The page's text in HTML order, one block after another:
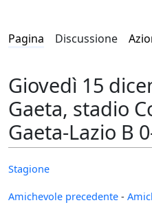
Pagina Discussione
Giovedì 15
Gaeta, stadio
Gaeta-Lazio B
Stagione
Amichevole precedente -